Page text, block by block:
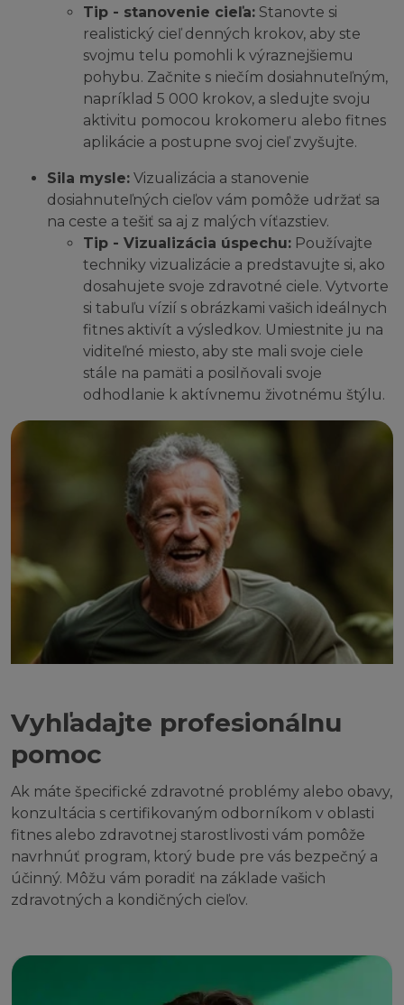
Tip - stanovenie cieľa: Stanovte si
realistický cieľ denných krokov, aby ste
svojmu telu pomohli k výraznejšiemu
pohybu. Začnite s niečím dosiahnuteľným,
napríklad 5 000 krokov, a sledujte svoju
aktivitu pomocou krokomeru alebo fitnes
aplikácie a postupne svoj cieľ zvyšujte.
Sila mysle: Vizualizácia a stanovenie
dosiahnuteľných cieľov vám pomôže udržať sa
na ceste a tešiť sa aj z malých víťazstiev.
Tip - Vizualizácia úspechu: Používajte
techniky vizualizácie a predstavujte si, ako
dosahujete svoje zdravotné ciele. Vytvorte
si tabuľu vízií s obrázkami vašich ideálnych
fitnes aktivít a výsledkov. Umiestnite ju na
viditeľné miesto, aby ste mali svoje ciele
stále na pamäti a posilňovali svoje
odhodlanie k aktívnemu životnému štýlu.
Vyhľadajte profesionálnu
pomoc
Ak máte špecifické zdravotné problémy alebo obavy,
konzultácia s certifikovaným odborníkom v oblasti
fitnes alebo zdravotnej starostlivosti vám pomôže
navrhnúť program, ktorý bude pre vás bezpečný a
účinný. Môžu vám poradiť na základe vašich
zdravotných a kondičných cieľov.